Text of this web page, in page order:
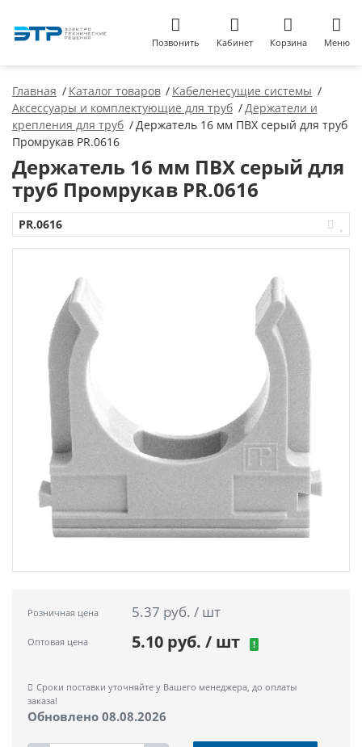
Позвонить Кабинет Корзина Меню
Главная Каталог товаров
Кабеленесущие системы
Аксессуары и комплектующие для труб
Держатели и
крепления для труб
Держатель 16 мм ПВХ серый для труб
Промрукав PR.0616
Держатель 16 мм ПВХ серый для
труб Промрукав PR.0616
PR.0616
Розничная цена 5.37 руб. / шт
Оптовая цена 5.10 руб. / шт !
Сроки поставки уточняйте у Вашего менеджера, до оплаты
заказа!
Обновлено 08.08.2026